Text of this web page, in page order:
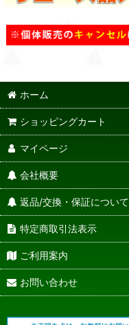
ホーム
ショッピングカート
マイページ
会社概要
返品/交換・保証について
特定商取引法表示
ご利用案内
お問い合わせ